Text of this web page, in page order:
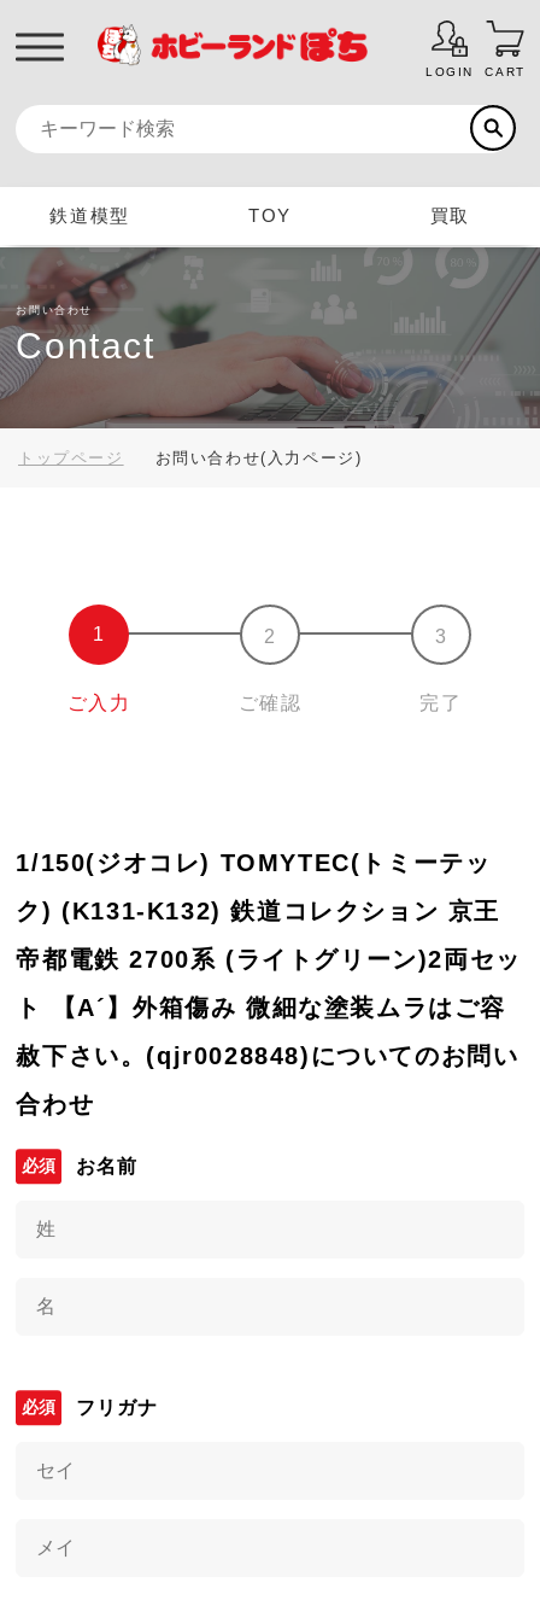
LOGIN CART
鉄道模型 TOY 買取
お問い合わせ
Contact
トップページ お問い合わせ(入力ページ)
ご入力 ご確認 完了
1/150(ジオコレ) TOMYTEC(トミーテッ
ク) (K131-K132) 鉄道コレクション 京王
帝都電鉄 2700系 (ライトグリーン)2両セッ
ト 【A´】外箱傷み 微細な塗装ムラはご容
赦下さい。(qjr0028848)についてのお問い
合わせ
お名前
フリガナ